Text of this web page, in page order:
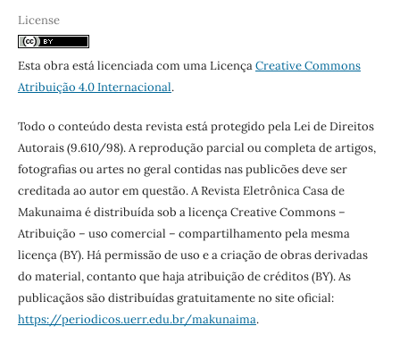
License
Esta obra está licenciada com uma LicençaCreative Commons
Atribuição 4.0 Internacional.
Todo o conteúdo desta revista está protegido pela Lei de Direitos
Autorais (9.610/98). A reprodução parcial ou completa de artigos,
fotografias ou artes no geral contidas nas publicões deve ser
creditada ao autor em questão. A Revista Eletrônica Casa de
Makunaima é distribuída sob a licença Creative Commons –
Atribuição – uso comercial – compartilhamento pela mesma
licença (BY). Há permissão de uso e a criação de obras derivadas
do material, contanto que haja atribuição de créditos (BY). As
publicaçãos são distribuídas gratuitamente no site oficial:
https://periodicos.uerr.edu.br/makunaima.